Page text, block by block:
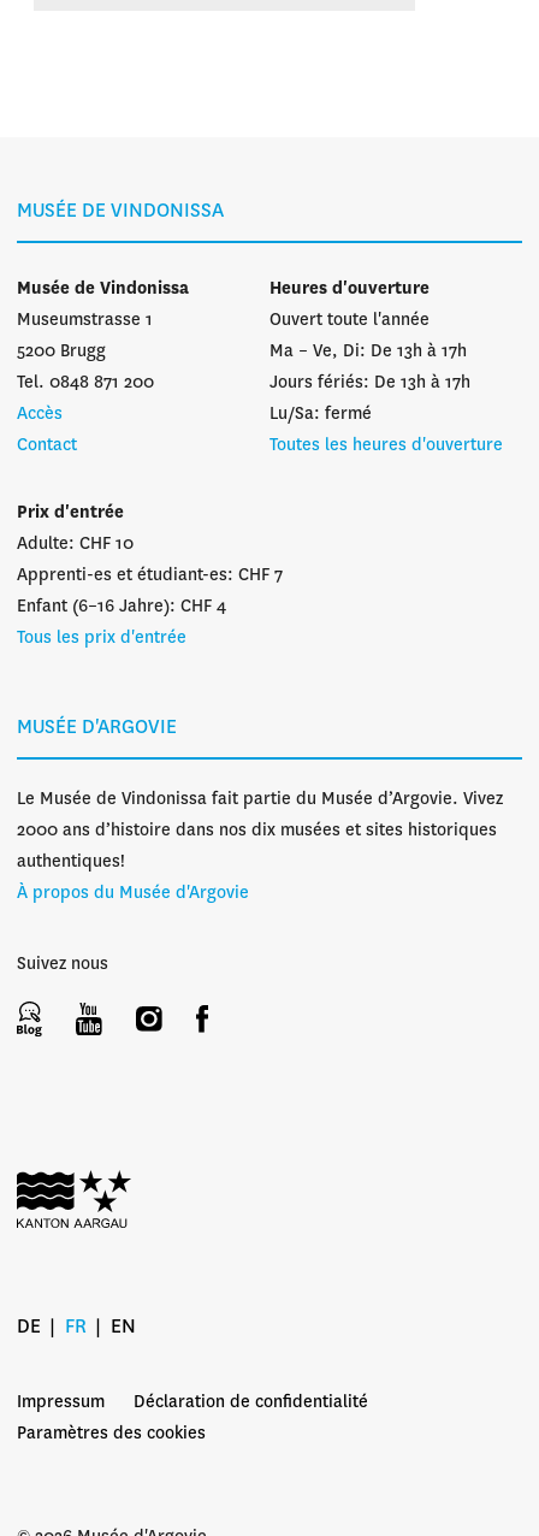
MUSÉE DE VINDONISSA
Musée de Vindonissa
Museumstrasse 1
5200 Brugg
Tel. 0848 871 200
Accès
Contact
Heures d'ouverture
Ouvert toute l'année
Ma – Ve, Di: De 13h à 17h
Jours fériés: De 13h à 17h
Lu/Sa: fermé
Toutes les heures d'ouverture
Prix d'entrée
Adulte: CHF 10
Apprenti-es et étudiant-es: CHF 7
Enfant (6–16 Jahre): CHF 4
Tous les prix d'entrée
MUSÉE D'ARGOVIE
Le Musée de Vindonissa fait partie du Musée d’Argovie. Vivez
2000 ans d’histoire dans nos dix musées et sites historiques
authentiques!
À propos du Musée d'Argovie
Suivez nous
DE FR EN
Impressum
Déclaration de confidentialité
Paramètres des cookies